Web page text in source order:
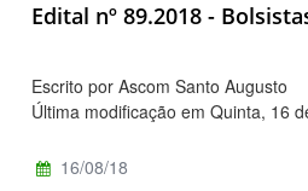
Edital nº 89.2018 -
Escrito por Ascom Santo Augusto
Última modificação em Quinta, 16
16/08/18